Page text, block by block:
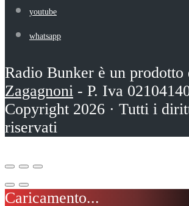
youtube
whatsapp
Radio Bunker è un prodotto
Zagagnoni - P. Iva
Copyright 2026 · Tutti i
riservati